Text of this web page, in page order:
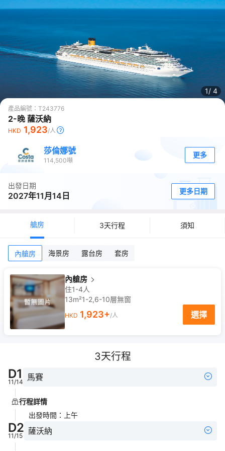
1/ 4
產品編號： T243776
2-晚 薩沃納
HKD 1,923/人
莎倫娜號
114,500噸
更多
出發日期
2027年11月14日 更多日期
艙房 3天行程 須知
內艙房 海景房 露台房 套房
內艙房
住1-4人
13m²1-2,6-10層無窗
HKD 1,923+/人 選擇
3天行程
D1
11/14 馬賽
行程詳情
出發時間 ： 上午
D2
11/15 薩沃納